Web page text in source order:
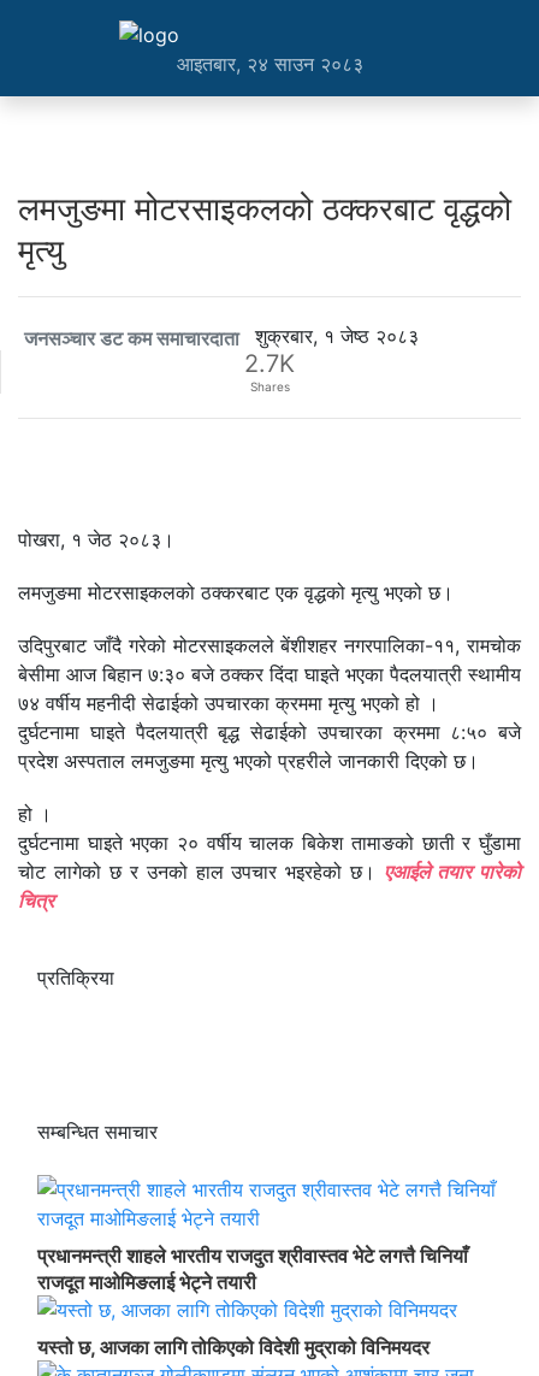
आइतबार, २४ साउन २०८३
लमजुङमा मोटरसाइकलको ठक्करबाट वृद्धको
मृत्यु
जनसञ्चार डट कम समाचारदाता शुक्रबार, १ जेष्ठ २०८३
2.7K
Shares
पोखरा, १ जेठ २०८३।
लमजुङमा मोटरसाइकलको ठक्करबाट एक वृद्धको मृत्यु भएको छ।
उदिपुरबाट जाँदै गरेको मोटरसाइकलले बेंशीशहर नगरपालिका-११, रामचोक
बेसीमा आज बिहान ७:३० बजे ठक्कर दिंदा घाइते भएका पैदलयात्री स्थामीय
७४ वर्षीय महनीदी सेढाईको उपचारका क्रममा मृत्यु भएको हो ।
दुर्घटनामा घाइते पैदलयात्री बृद्ध सेढाईको उपचारका क्रममा ८:५० बजे
प्रदेश अस्पताल लमजुङमा मृत्यु भएको प्रहरीले जानकारी दिएको छ।
हो ।
दुर्घटनामा घाइते भएका २० वर्षीय चालक बिकेश तामाङको छाती र घुँडामा
चोट लागेको छ र उनको हाल उपचार भइरहेको छ। एआईले तयार पारेको
चित्र
प्रतिक्रिया
सम्बन्धित समाचार
प्रधानमन्त्री शाहले भारतीय राजदुत श्रीवास्तव भेटे लगत्तै चिनियाँ
राजदूत माओमिङलाई भेट्ने तयारी
यस्तो छ, आजका लागि तोकिएको विदेशी मुद्राको विनिमयदर